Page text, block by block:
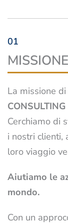
01
MISSIONE
La missione di
CONSULTING
Cerchiamo di
i nostri clienti,
loro viaggio
Aiutiamo le
mondo.
Con un